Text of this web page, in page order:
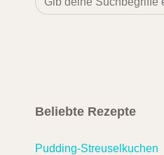
for:
Beliebte Rezepte
Pudding-Streuselkuchen